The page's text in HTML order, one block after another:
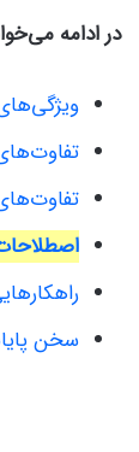
در ادامه
سخن